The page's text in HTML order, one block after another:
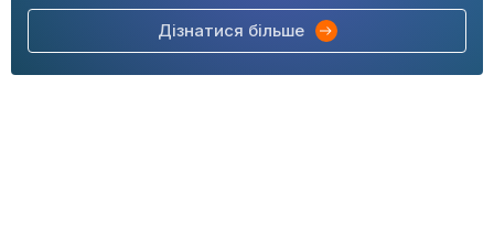
Дізнатися більше